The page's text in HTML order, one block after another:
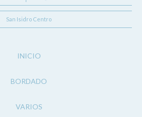
San Isidro Centro
INICIO
BORDADO
VARIOS